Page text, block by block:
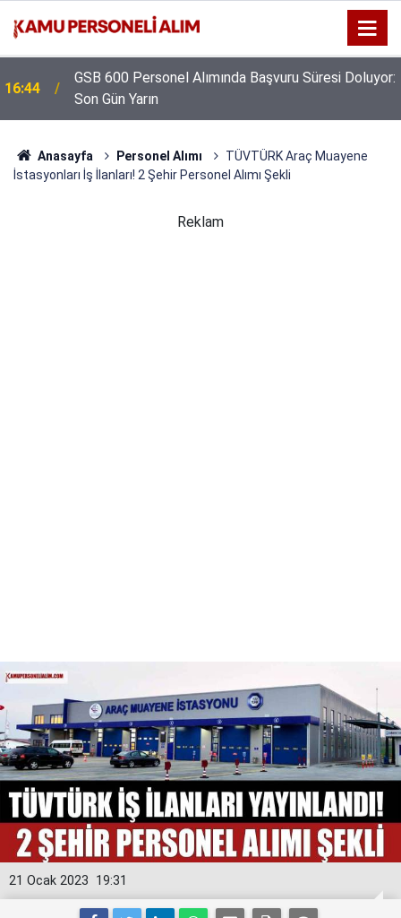
16:44
GSB 600 Personel Alımında Başvuru Süresi Doluyor:
Son Gün Yarın
Anasayfa Personel Alımı
TÜVTÜRK Araç Muayene
İstasyonları İş İlanları! 2 Şehir Personel Alımı Şekli
Reklam
19:31
21 Ocak 2023